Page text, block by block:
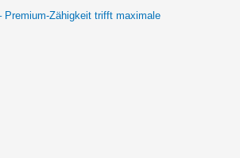
Premium-Zähigkeit trifft maximale